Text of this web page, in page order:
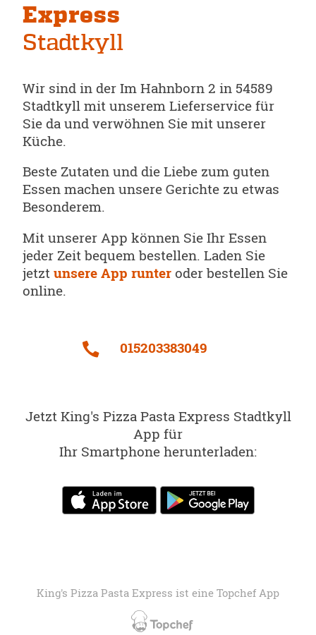
Express
Stadtkyll
Wir sind in der Im Hahnborn 2 in 54589
Stadtkyll mit unserem Lieferservice für
Sie da und verwöhnen Sie mit unserer
Küche.
Beste Zutaten und die Liebe zum guten
Essen machen unsere Gerichte zu etwas
Besonderem.
Mit unserer App können Sie Ihr Essen
jeder Zeit bequem bestellen. Laden Sie
jetzt unsere App runter oder bestellen Sie
online.
015203383049
Jetzt King's Pizza Pasta Express Stadtkyll
App für
Ihr Smartphone herunterladen:
King's Pizza Pasta Express ist eine Topchef App